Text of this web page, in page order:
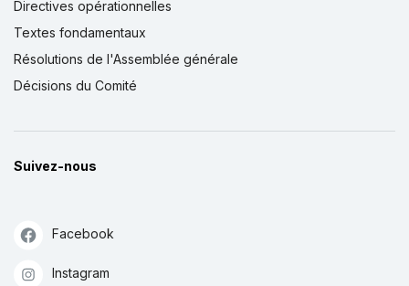
Directives opérationnelles
Textes fondamentaux
Résolutions de l'Assemblée générale
Décisions du Comité
Suivez-nous
Facebook
Instagram